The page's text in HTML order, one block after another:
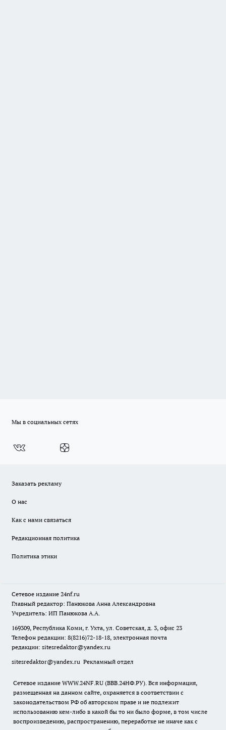
Мы в социальных сетях
Заказать рекламу
О нас
Как с нами связаться
Редакционная политика
Политика этики
Сетевое издание 24nf.ru
Главный редактор: Панюкова Анна Александровна
Учредитель: ИП Панюкова А.А.
169309, Республика Коми, г. Ухта, ул. Советская, д. 3, офис 23
Телефон редакции: 8(8216)72-18-18, электронная почта
редакции: sitesredaktor@yandex.ru
sitesredaktor@yandex.ru Рекламный отдел
Сетевое издание WWW.24NF.RU (ВВВ.24НФ.РУ). Вся информация,
размещенная на данном сайте, охраняется в соответствии с
законодательством РФ об авторском праве и не подлежит
использованию кем-либо в какой бы то ни было форме, в том числе
воспроизведению, распространению, переработке не иначе как с